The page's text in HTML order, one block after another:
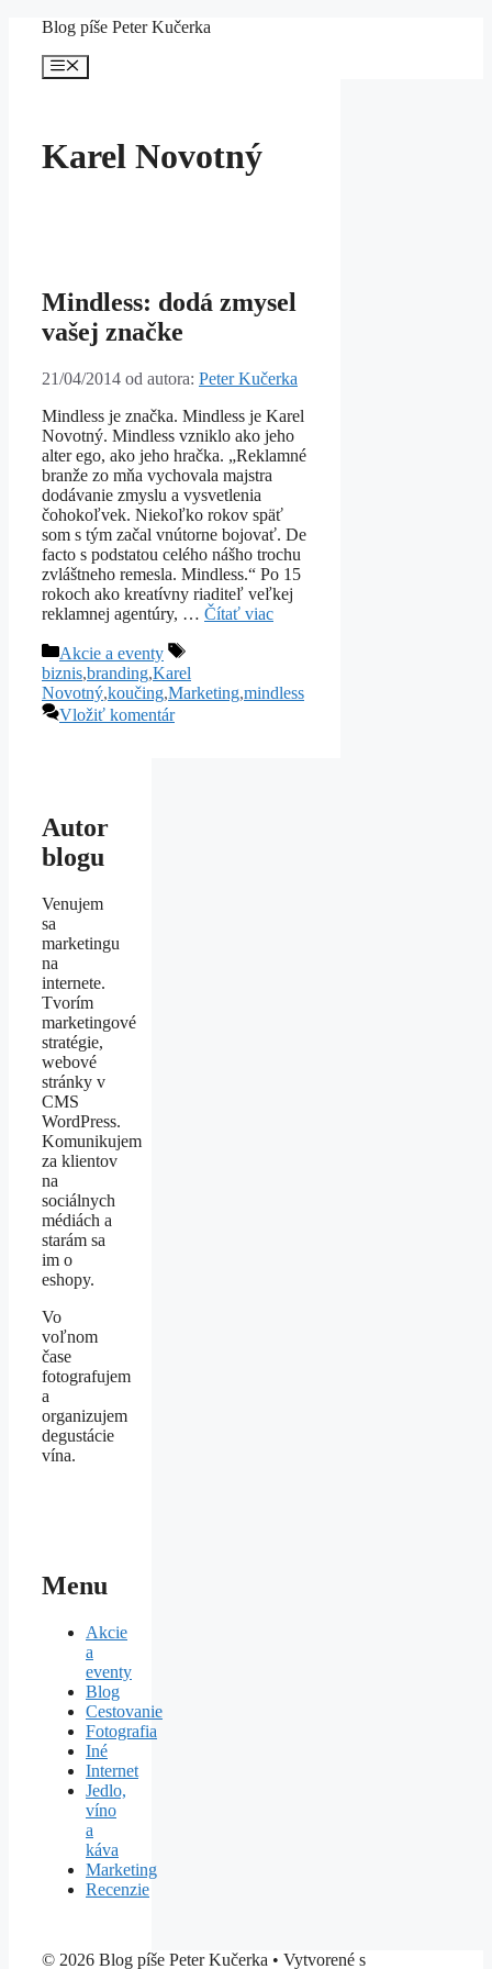
Preskočiť
Blog píše Peter Kučerka
Menu
Karel Novotný
Mindless: dodá zmysel
vašej značke
21/04/2014 od autora: Peter Kučerka
Mindless je značka. Mindless je Karel
Novotný. Mindless vzniklo ako jeho
alter ego, ako jeho hračka. „Reklamné
branže zo mňa vychovala majstra
dodávanie zmyslu a vysvetlenia
čohokoľvek. Niekoľko rokov späť
som s tým začal vnútorne bojovať. De
facto s podstatou celého nášho trochu
zvláštneho remesla. Mindless.“ Po 15
rokoch ako kreatívny riaditeľ veľkej
reklamnej agentúry, … Čítať viac
Kategórie
Akcie a eventy
Značky
biznis,branding,Karel
Novotný,koučing,Marketing,mindless
Vložiť komentár
Autor
blogu
Venujem
sa
marketingu
na
internete.
Tvorím
marketingové
stratégie,
webové
stránky v
CMS
WordPress.
Komunikujem
za klientov
na
sociálnych
médiách a
starám sa
im o
eshopy.
Vo
voľnom
čase
fotografujem
a
organizujem
degustácie
vína.
Menu
Akcie
a
eventy
Blog
Cestovanie
Fotografia
Iné
Internet
Jedlo,
víno
a
káva
Marketing
Recenzie
© 2026 Blog píše Peter Kučerka • Vytvorené s